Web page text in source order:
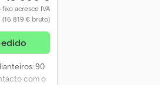
fixo acresce IVA
(16 819 € bruto)
90
com o